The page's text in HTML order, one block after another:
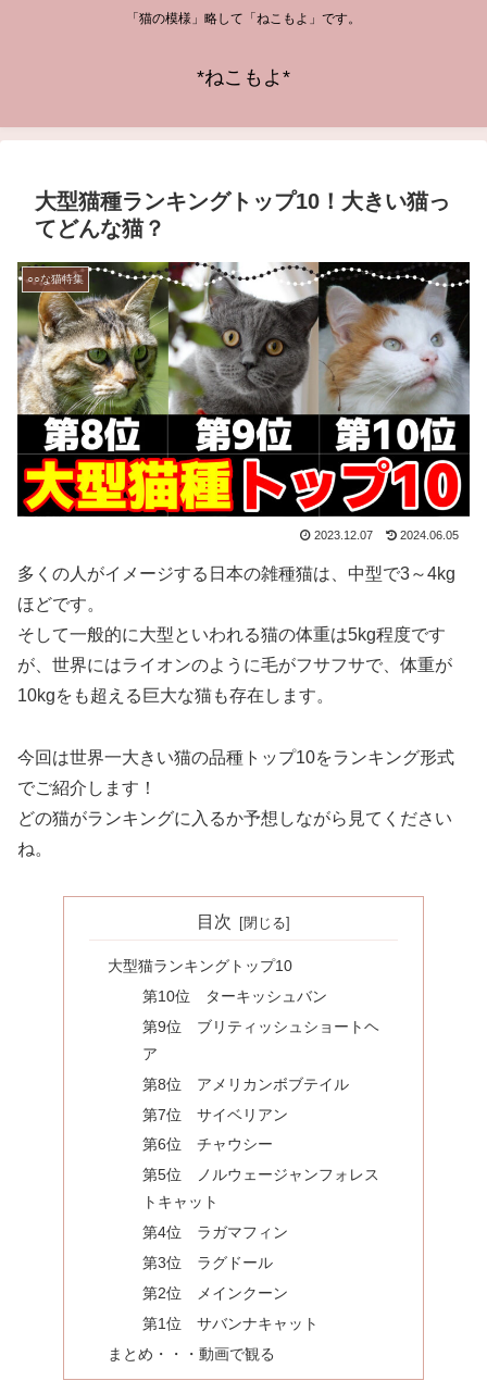
「猫の模様」略して「ねこもよ」です。
*ねこもよ*
大型猫種ランキングトップ10！大きい猫っ
てどんな猫？
○○な猫特集
2023.12.07 2024.06.05
多くの人がイメージする日本の雑種猫は、中型で3～4kg
ほどです。
そして一般的に大型といわれる猫の体重は5kg程度です
が、世界にはライオンのように毛がフサフサで、体重が
10kgをも超える巨大な猫も存在します。
今回は世界一大きい猫の品種トップ10をランキング形式
でご紹介します！
どの猫がランキングに入るか予想しながら見てください
ね。
目次
大型猫ランキングトップ10
第10位 ターキッシュバン
第9位 ブリティッシュショートヘ
ア
第8位 アメリカンボブテイル
第7位 サイベリアン
第6位 チャウシー
第5位 ノルウェージャンフォレス
トキャット
第4位 ラガマフィン
第3位 ラグドール
第2位 メインクーン
第1位 サバンナキャット
まとめ・・・動画で観る